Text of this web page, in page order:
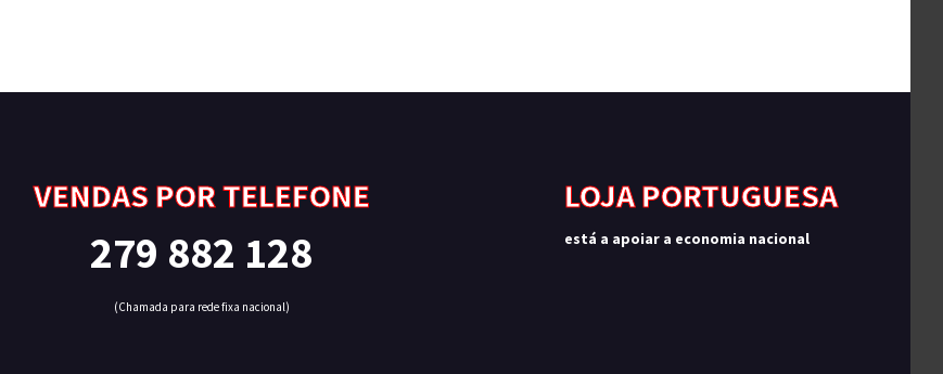
VENDAS POR TELEFONE
279 882 128
(Chamada para rede fixa nacional)
LOJA PORTUGUESA
está a apoiar a economia nacional